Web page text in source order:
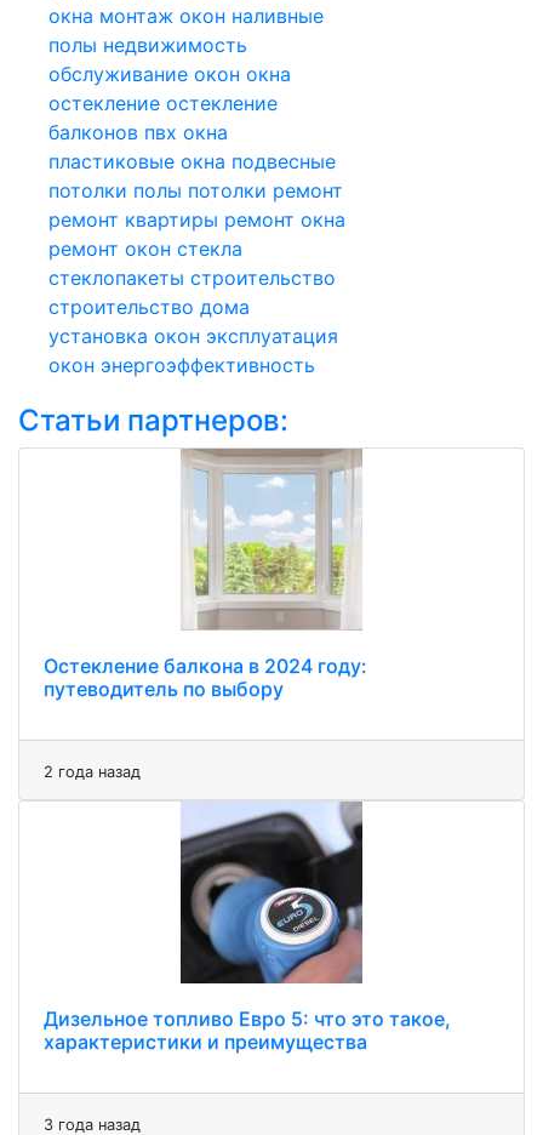
окна монтаж окон наливные
полы недвижимость
обслуживание окон окна
остекление остекление
балконов пвх окна
пластиковые окна подвесные
потолки полы потолки ремонт
ремонт квартиры ремонт окна
ремонт окон стекла
стеклопакеты строительство
строительство дома
установка окон эксплуатация
окон энергоэффективность
Статьи партнеров:
Остекление балкона в 2024 году:
путеводитель по выбору
2 года назад
Дизельное топливо Евро 5: что это такое,
характеристики и преимущества
3 года назад